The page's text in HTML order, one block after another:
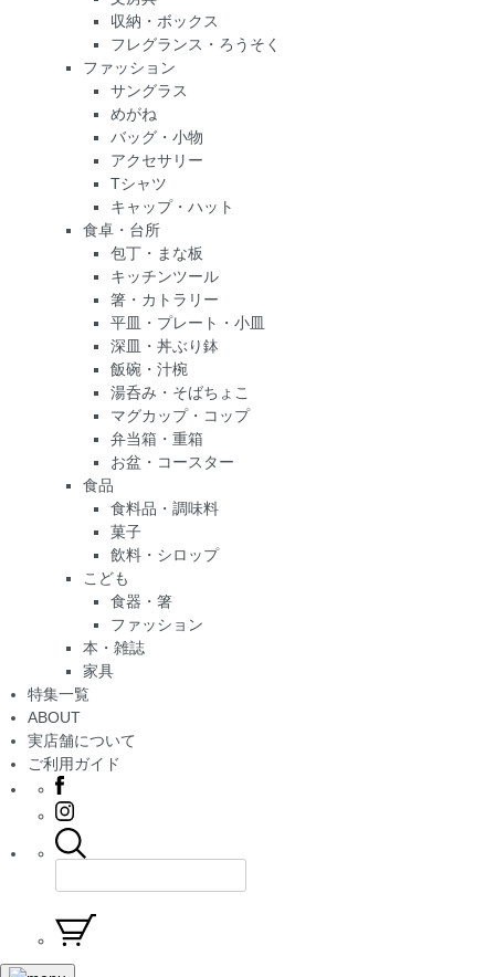
収納・ボックス
フレグランス・ろうそく
ファッション
サングラス
めがね
バッグ・小物
アクセサリー
Tシャツ
キャップ・ハット
食卓・台所
包丁・まな板
キッチンツール
箸・カトラリー
平皿・プレート・小皿
深皿・丼ぶり鉢
飯碗・汁椀
湯呑み・そばちょこ
マグカップ・コップ
弁当箱・重箱
お盆・コースター
食品
食料品・調味料
菓子
飲料・シロップ
こども
食器・箸
ファッション
本・雑誌
家具
特集一覧
ABOUT
実店舗について
ご利用ガイド